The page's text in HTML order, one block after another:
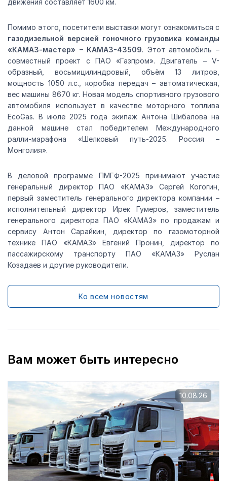
движения составляет 1600 км.
Помимо этого, посетители выставки могут ознакомиться с
газодизельной версией гоночного грузовика команды
«КАМАЗ-мастер» – КАМАЗ-43509. Этот автомобиль –
совместный проект с ПАО «Газпром». Двигатель – V-
образный, восьмицилиндровый, объём 13 литров,
мощность 1050 л.с., коробка передач – автоматическая,
вес машины 8670 кг. Новая модель спортивного грузового
автомобиля использует в качестве моторного топлива
EcoGas. В июле 2025 года экипаж Антона Шибалова на
данной машине стал победителем Международного
ралли-марафона «Шелковый путь-2025. Россия –
Монголия».
В деловой программе ПМГФ-2025 принимают участие
генеральный директор ПАО «КАМАЗ» Сергей Когогин,
первый заместитель генерального директора компании –
исполнительный директор Ирек Гумеров, заместитель
генерального директора ПАО «КАМАЗ» по продажам и
сервису Антон Сарайкин, директор по газомоторной
технике ПАО «КАМАЗ» Евгений Пронин, директор по
пассажирскому транспорту ПАО «КАМАЗ» Руслан
Козадаев и другие руководители.
Ко всем новостям
Вам может быть интересно
10.08.26